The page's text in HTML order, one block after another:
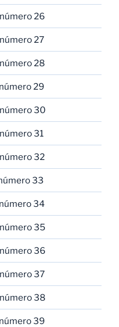
26
27
28
29
30
31
32
33
34
35
36
37
38
39